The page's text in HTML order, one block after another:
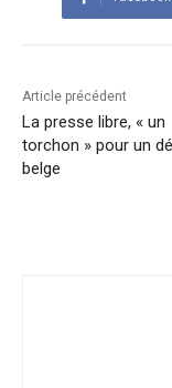
Article précédent
La presse libre, « un
torchon » pour un
belge